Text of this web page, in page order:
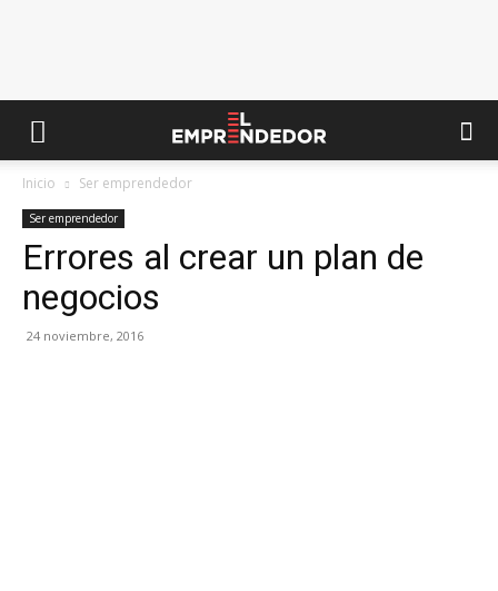
Inicio Ser emprendedor
Ser emprendedor
Errores al crear un plan de
negocios
24 noviembre, 2016